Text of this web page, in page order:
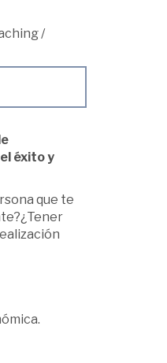
/
éxito y
que te